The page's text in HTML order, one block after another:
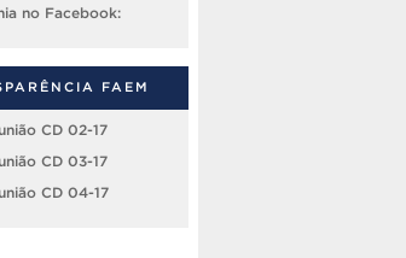
no Facebook:
FAEM
CD 02-17
CD 03-17
CD 04-17